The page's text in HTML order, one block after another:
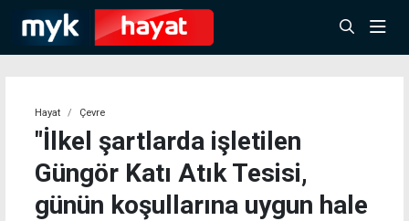
Hayat Çevre
"İlkel şartlarda işletilen
Güngör Katı Atık Tesisi,
günün koşullarına uygun hale